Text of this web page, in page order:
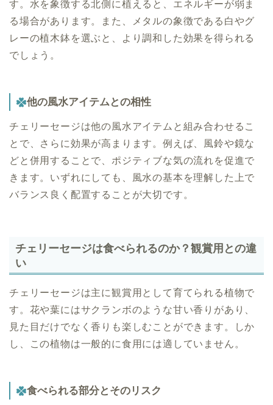
す。水を象徴する北側に植えると、エネルギーが弱ま
る場合があります。また、メタルの象徴である白やグ
レーの植木鉢を選ぶと、より調和した効果を得られる
でしょう。
他の風水アイテムとの相性
チェリーセージは他の風水アイテムと組み合わせるこ
とで、さらに効果が高まります。例えば、風鈴や鏡な
どと併用することで、ポジティブな気の流れを促進で
きます。いずれにしても、風水の基本を理解した上で
バランス良く配置することが大切です。
チェリーセージは食べられるのか？観賞用との違
い
チェリーセージは主に観賞用として育てられる植物で
す。花や葉にはサクランボのような甘い香りがあり、
見た目だけでなく香りも楽しむことができます。しか
し、この植物は一般的に食用には適していません。
食べられる部分とそのリスク